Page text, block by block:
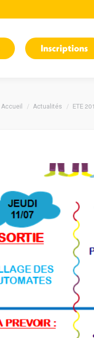
Inscriptions
Vous êtes ici :
Accueil Actualités ETE